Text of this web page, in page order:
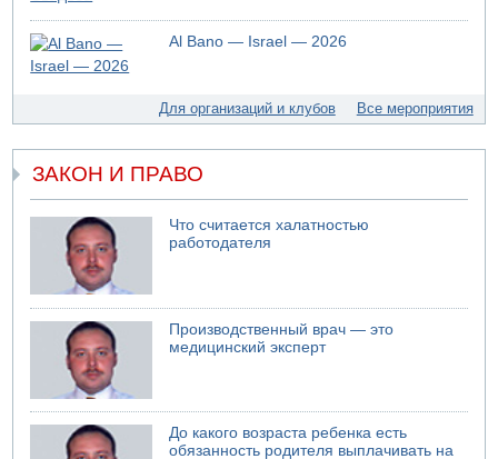
05.08.2026 10:19
Хуситы сообщают об атаке по Саудовскому танкеру
05.08.2026 10:16
Левые активисты пытались ворваться в офис
05.08.2026 06:42
05.08.2026 06:41
Al Bano — Israel — 2026
Для организаций и клубов Все мероприятия
ЗАКОН И ПРАВО
Что считается халатностью
работодателя
Производственный врач — это
медицинский эксперт
До какого возраста ребенка есть
обязанность родителя выплачивать на